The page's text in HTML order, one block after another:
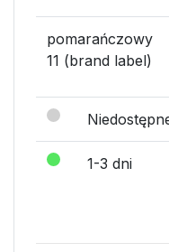
pomarańczowy
11 (brand label)
1-3 dni